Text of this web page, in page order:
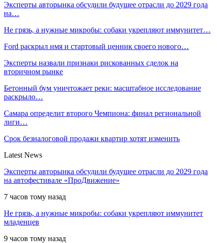
Эксперты авторынка обсудили будущее отрасли до 2029 года
на…
Не грязь, а нужные микробы: собаки укрепляют иммунитет…
Ford раскрыл имя и стартовый ценник своего нового…
Эксперты назвали признаки рискованных сделок на
вторичном рынке
Бетонный бум уничтожает реки: масштабное исследование
раскрыло…
Самара определит второго Чемпиона: финал региональной
лиги…
Срок безналоговой продажи квартир хотят изменить
Latest News
Эксперты авторынка обсудили будущее отрасли до 2029 года
на автофестивале «ПроДвижение»
7 часов тому назад
Не грязь, а нужные микробы: собаки укрепляют иммунитет
младенцев
9 часов тому назад